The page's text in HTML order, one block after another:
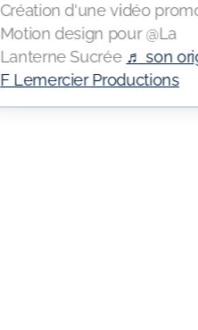
Création d'une vidéo
Motion design pour @La
Lanterne Sucrée ♬ son
F Lemercier Productions